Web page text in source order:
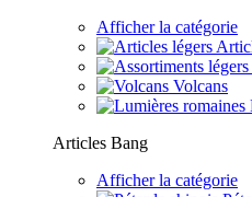
Afficher la catégorie
Volcans
Articles Bang
Afficher la catégorie